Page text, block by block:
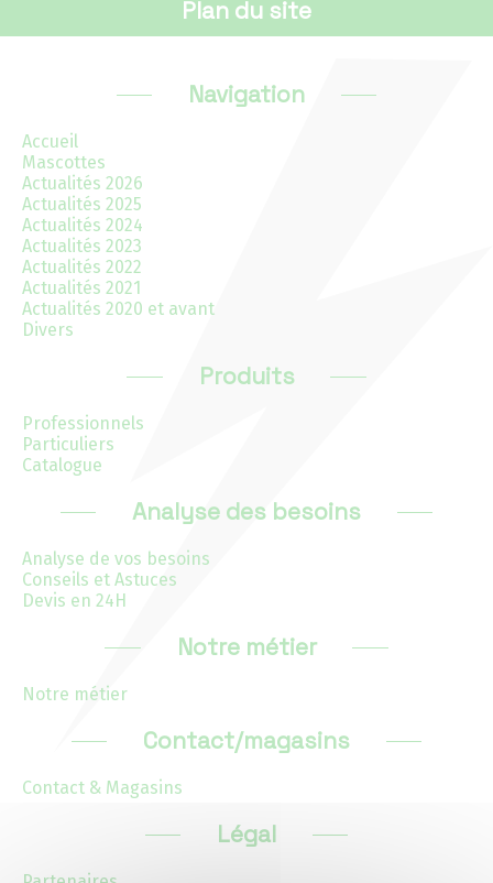
Mascottes
Actualités 2022
Actualités 2020 et avant
Particuliers
Analyse des besoins
Analyse de vos besoins
Plan du site
Navigation
Accueil
Mascottes
Actualités 2026
Actualités 2025
Actualités 2024
Actualités 2023
Actualités 2022
Actualités 2021
Actualités 2020 et avant
Divers
Produits
Professionnels
Particuliers
Catalogue
Analyse des besoins
Analyse de vos besoins
Conseils et Astuces
Devis en 24H
Notre métier
Notre métier
Contact/magasins
Contact & Magasins
Légal